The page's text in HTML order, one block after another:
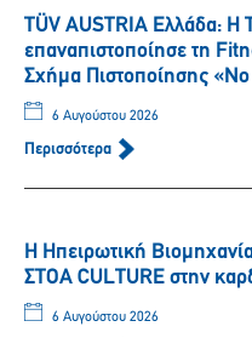
TÜV AUSTRIA Ελλάδα: Η
επαναπιστοποίησε τη
Σχήμα Πιστοποίησης
6 Αυγούστου 2026
Περισσότερα
Η Ηπειρωτική
ΣΤΟΑ CULTURE στην
6 Αυγούστου 2026